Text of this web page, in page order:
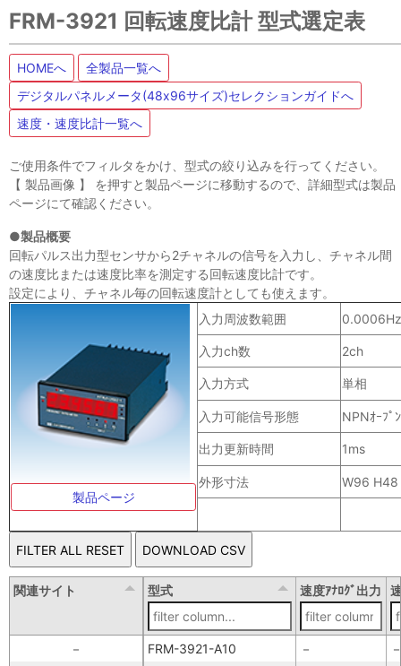
FRM-3921 回転速度比計 型式選定表
HOMEへ
全製品一覧へ
デジタルパネルメータ(48x96サイズ)セレクションガイドへ
速度・速度比計一覧へ
ご使用条件でフィルタをかけ、型式の絞り込みを行ってください。
【 製品画像 】 を押すと製品ページに移動するので、詳細型式は製品
ページにて確認ください。
●製品概要
回転パルス出力型センサから2チャネルの信号を入力し、チャネル間
の速度比または速度比率を測定する回転速度比計です。
設定により、チャネル毎の回転速度計としても使えます。
製品ページ
入力周波数範囲
入力ch数 2ch
入力方式 単相
入力可能信号形態 NPNｵｰﾌﾟ
出力更新時間 1ms
外形寸法 W96 H48
関連サイト 型式 速度ｱﾅﾛｸﾞ出力
－ FRM-3921-A10 －